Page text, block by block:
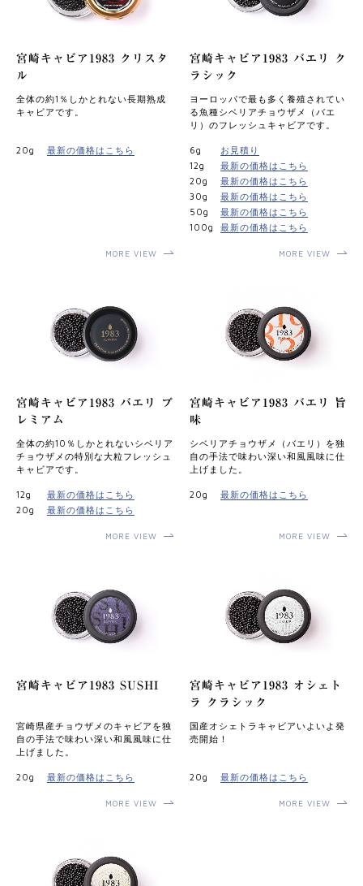
宮崎キャビア1983 クリスタ
ル
全体の約1％しかとれない長期熟成
キャビアです。
20g 最新の価格はこちら
MORE VIEW
宮崎キャビア1983 バエリ ク
ラシック
ヨーロッパで最も多く養殖されてい
る魚種シベリアチョウザメ（バエ
リ）のフレッシュキャビアです。
6g
お見積り
12g
最新の価格はこちら
20g
最新の価格はこちら
30g
最新の価格はこちら
50g
最新の価格はこちら
100g
最新の価格はこちら
MORE VIEW
宮崎キャビア1983 バエリ プ
レミアム
全体の約10％しかとれないシベリア
チョウザメの特別な大粒フレッシュ
キャビアです。
12g
最新の価格はこちら
20g
最新の価格はこちら
MORE VIEW
宮崎キャビア1983 バエリ 旨
味
シベリアチョウザメ（バエリ）を独
⾃の⼿法で味わい深い和⾵⾵味に仕
上げました。
20g 最新の価格はこちら
MORE VIEW
宮崎キャビア1983 SUSHI
宮崎県産チョウザメのキャビアを独
⾃の⼿法で味わい深い和⾵⾵味に仕
上げました。
20g 最新の価格はこちら
MORE VIEW
宮崎キャビア1983 オシェト
ラ クラシック
国産オシェトラキャビアいよいよ発
売開始！
20g 最新の価格はこちら
MORE VIEW